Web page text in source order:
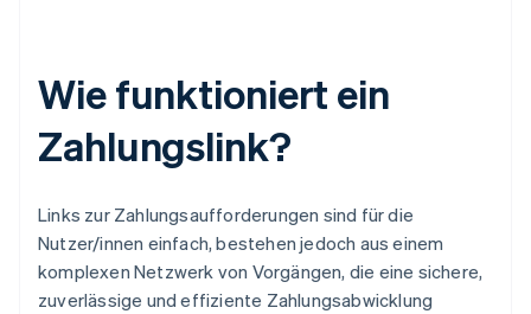
Wie funktioniert ein
Zahlungslink?
Links zur Zahlungsaufforderungen sind für die
Nutzer/innen einfach, bestehen jedoch aus einem
komplexen Netzwerk von Vorgängen, die eine sichere,
zuverlässige und effiziente Zahlungsabwicklung